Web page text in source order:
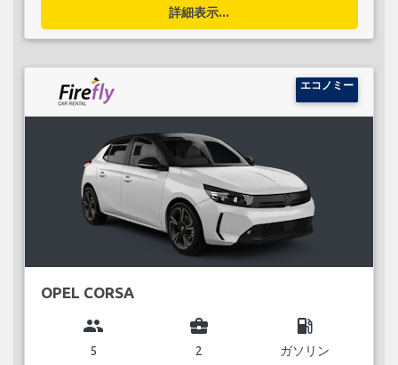
詳細表示...
エコノミー
OPEL CORSA
group
5
business_center
2
local_gas_station
ガソリン